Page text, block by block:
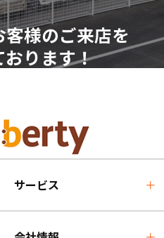
様のご来店を
ります！
サービス